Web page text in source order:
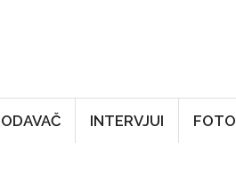
INTERVJUI FOTO